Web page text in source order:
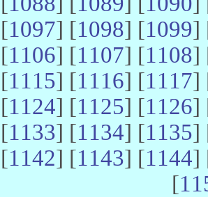
1097] [1098] [1099]
1106] [1107] [1108]
1115] [1116] [1117]
1124] [1125] [1126]
1133] [1134] [1135]
1142] [1143] [1144]
[